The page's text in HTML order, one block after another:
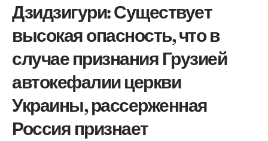
Дзидзигури: Существует
высокая опасность, что в
случае признания Грузией
автокефалии церкви
Украины, рассерженная
Россия признает